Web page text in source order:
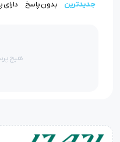
جدیدترین بدون پاسخ دارای
هیچ